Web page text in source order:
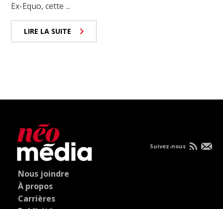
Ex-Equo, cette ...
LIRE LA SUITE
Nous joindre
À propos
Carrières
Suivez-nous